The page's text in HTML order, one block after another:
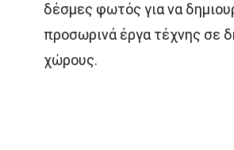
δέσμες φωτός για να
προσωρινά έργα τέχνης σε
χώρους.